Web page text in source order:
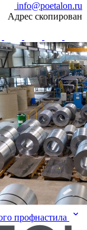
info@poetalon.ru
Адрес скопирован
профнастила